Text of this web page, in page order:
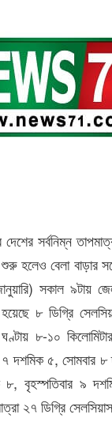
সর্বনিম্ন
বেলা বাড়ার
সকাল ৯টায়
হয়েছে ৮ ডিগ্রি
৮-১০
৭ দশমিক ৫,
বৃহস্পতিবার ৯
২৭ ডিগ্রি